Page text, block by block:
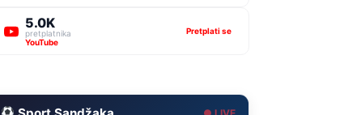
5.0K
pretplatnika
YouTube
Pretplati se